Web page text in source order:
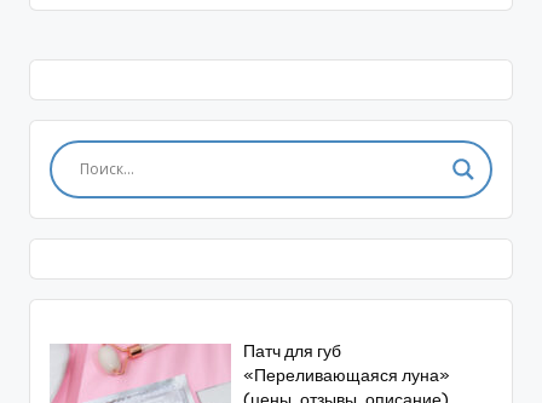
Патч для губ
«Переливающаяся луна»